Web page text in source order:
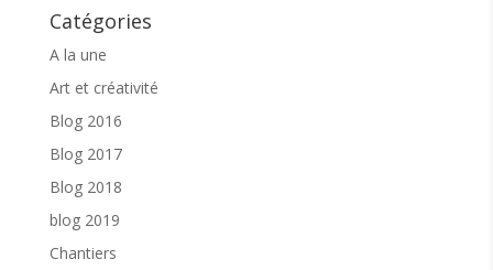
Catégories
A la une
Art et créativité
Blog 2016
Blog 2017
Blog 2018
blog 2019
Chantiers